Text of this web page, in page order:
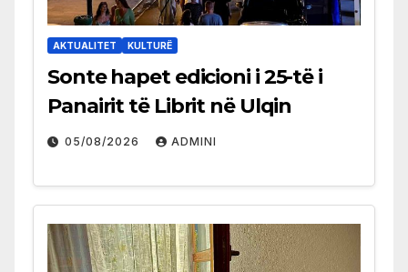
AKTUALITET KULTURË
Sonte hapet edicioni i 25-të i
Panairit të Librit në Ulqin
05/08/2026 ADMINI